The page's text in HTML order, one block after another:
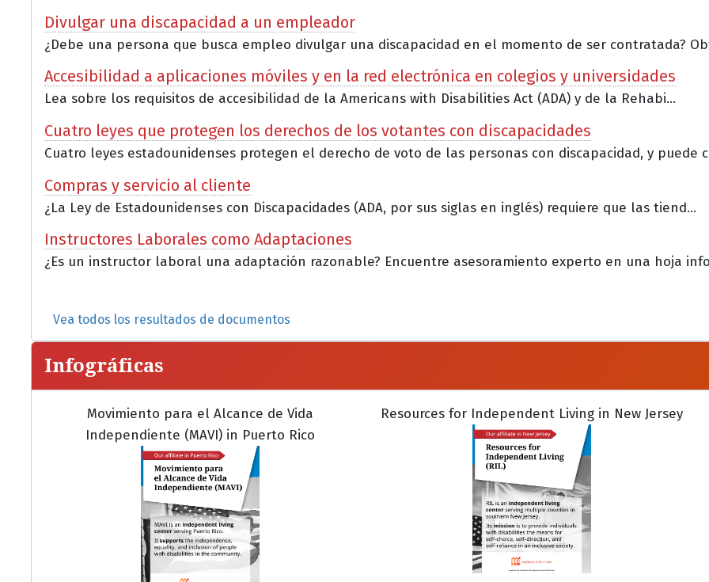
Divulgar una discapacidad a un empleador
¿Debe una persona que busca empleo divulgar una discapacidad en el momento de ser contratada?
Accesibilidad a aplicaciones móviles y en la red electrónica en colegios y universidades
Lea sobre los requisitos de accesibilidad de la Americans with Disabilities Act (ADA) y de la Rehabi...
Cuatro leyes que protegen los derechos de los votantes con discapacidades
Cuatro leyes estadounidenses protegen el derecho de voto de las personas con discapacidad, y puede
Compras y servicio al cliente
¿La Ley de Estadounidenses con Discapacidades (ADA, por sus siglas en inglés) requiere que las tiend...
Instructores Laborales como Adaptaciones
¿Es un instructor laboral una adaptación razonable? Encuentre asesoramiento experto en una hoja
Vea todos los resultados de documentos
Infográficas
Movimiento para el Alcance de Vida
Independiente (MAVI) in Puerto Rico
Resources for Independent Living in New Jersey